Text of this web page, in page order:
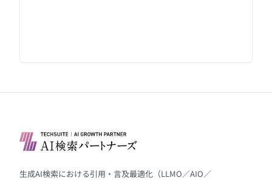
生成AI検索における引用・言及最適化（LLMO／AIO／